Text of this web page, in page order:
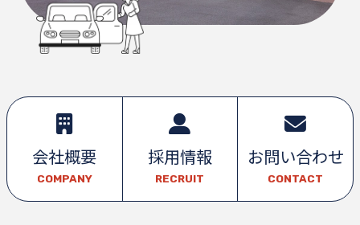
会社概要
COMPANY
採用情報
RECRUIT
お問い合わせ
CONTACT